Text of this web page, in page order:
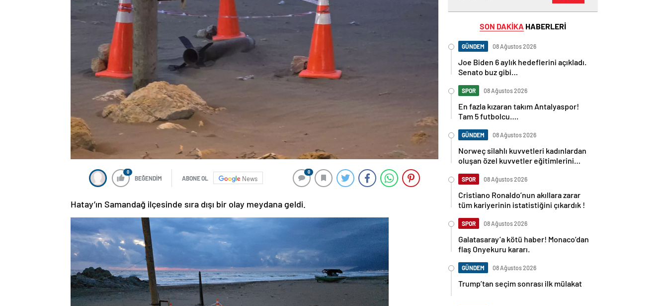
0
BEĞENDİM ABONE OL News
0
Hatay’ın Samandağ ilçesinde sıra dışı bir olay meydana geldi.
SON DAKİKA HABERLERİ
GÜNDEM 08 Ağustos 2026
Joe Biden 6 aylık hedeflerini açıkladı.
Senato buz gibi…
SPOR 08 Ağustos 2026
En fazla kızaran takım Antalyaspor!
Tam 5 futbolcu….
GÜNDEM 08 Ağustos 2026
Norweç silahlı kuvvetleri kadınlardan
oluşan özel kuvvetler eğitimlerini
SPOR 08 Ağustos 2026
Cristiano Ronaldo’nun akıllara zarar
tüm kariyerinin istatistiğini çıkardık !
SPOR 08 Ağustos 2026
Galatasaray’a kötü haber! Monaco’dan
flaş Onyekuru kararı.
GÜNDEM 08 Ağustos 2026
Trump’tan seçim sonrası ilk mülakat